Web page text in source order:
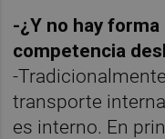
-¿Y no hay
competencia
-
transporte
es interno. En